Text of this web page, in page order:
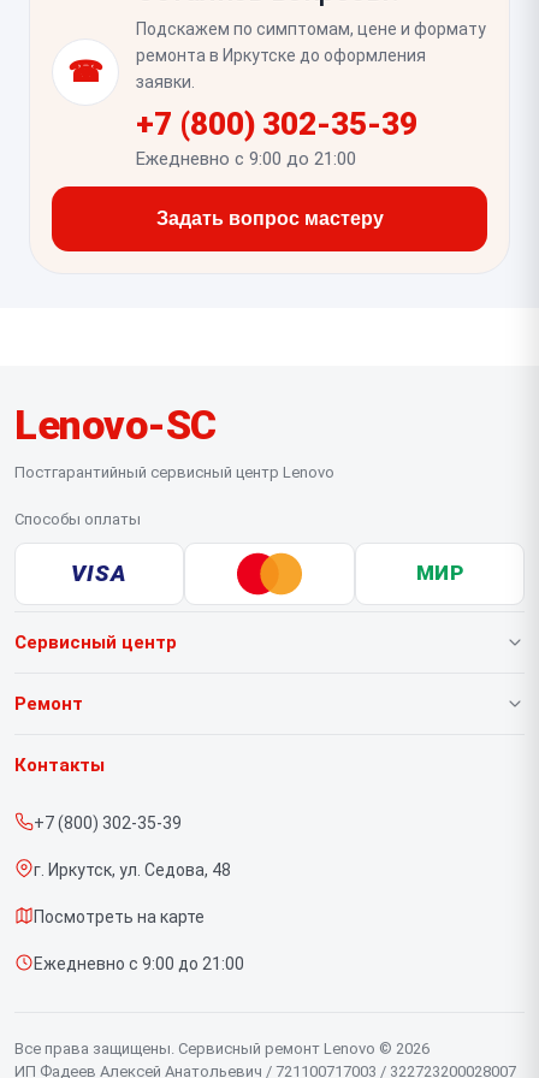
Также полезно несколько раз открыть и закрыть
крышку, чтобы проверить стабильность
изображения и отсутствие пропадания картинки
при движении корпуса.
☎
Подскажем по симптомам, цене и формату
ремонта в Иркутске до оформления
заявки.
+7 (800) 302-35-39
Ежедневно с 9:00 до 21:00
Задать вопрос мастеру
Lenovo-SC
Постгарантийный сервисный центр Lenovo
Способы оплаты
VISA МИР
Сервисный центр
О нашем сервисе
Срочный ремонт
Доставка и способы оплаты
Диагностика
Контакты
Ремонт
Ноутбуков
Контакты
+7 (800) 302-35-39
г. Иркутск, ул. Седова, 48
Посмотреть на карте
Ежедневно с 9:00 до 21:00
Все права защищены. Сервисный ремонт Lenovo © 2026
ИП Фадеев Алексей Анатольевич / 721100717003 / 322723200028007